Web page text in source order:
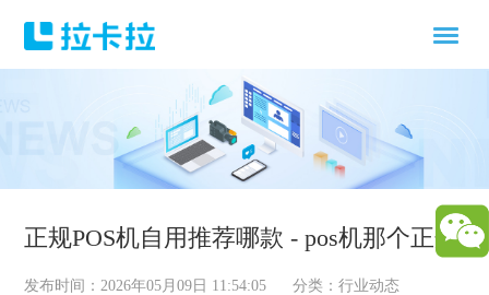
正规POS机自用推荐哪款 - pos机那个正规
发布时间：2026年05月09日 11:54:05 分类：行业动态